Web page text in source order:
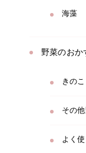
海藻
野菜のおか
きのこ
その
よく